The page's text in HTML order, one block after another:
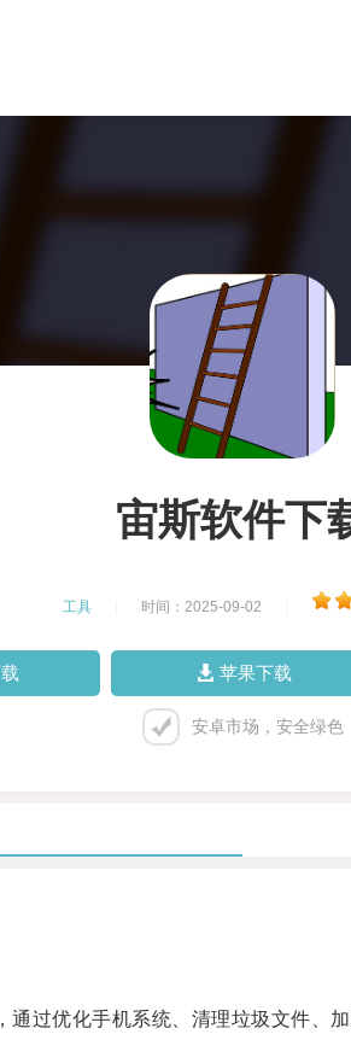
宙斯软件下
工具 时间：2025-09-02
苹果下载
安卓市场，安全绿色
优化手机系统、清理垃圾文件、加